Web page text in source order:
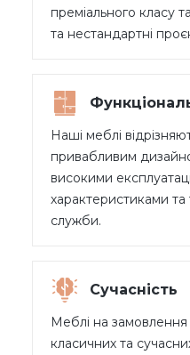
преміального класу
та нестандартні
Наші меблі
привабливим
високими
характеристиками
служби.
Сучасність
Меблі на
класичних та